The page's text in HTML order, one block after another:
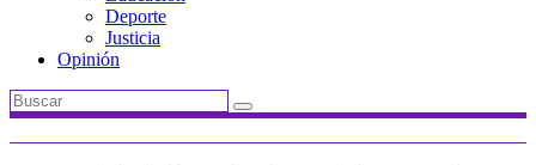
Deporte
Justicia
Opinión